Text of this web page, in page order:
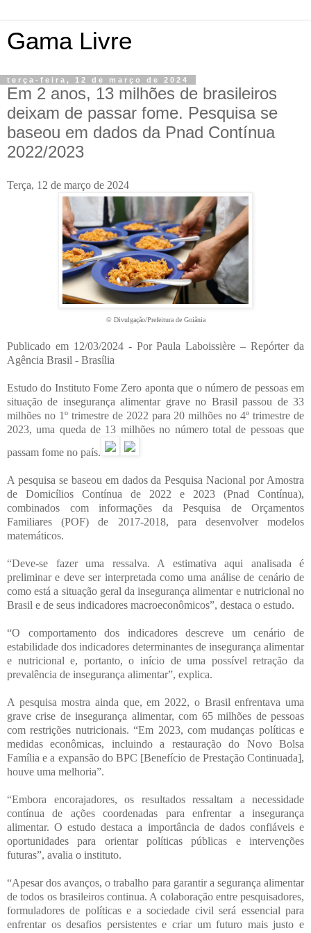
Gama Livre
terça-feira, 12 de março de 2024
Em 2 anos, 13 milhões de brasileiros
deixam de passar fome. Pesquisa se
baseou em dados da Pnad Contínua
2022/2023
Terça, 12 de março de 2024
© Divulgação/Prefeitura de Goiânia
Publicado em 12/03/2024 - Por Paula Laboissière – Repórter da
Agência Brasil - Brasília
Estudo do Instituto Fome Zero aponta que o número de pessoas em
situação de insegurança alimentar grave no Brasil passou de 33
milhões no 1º trimestre de 2022 para 20 milhões no 4º trimestre de
2023, uma queda de 13 milhões no número total de pessoas que
passam fome no país.
A pesquisa se baseou em dados da Pesquisa Nacional por Amostra
de Domicílios Contínua de 2022 e 2023 (Pnad Contínua),
combinados com informações da Pesquisa de Orçamentos
Familiares (POF) de 2017-2018, para desenvolver modelos
matemáticos.
“Deve-se fazer uma ressalva. A estimativa aqui analisada é
preliminar e deve ser interpretada como uma análise de cenário de
como está a situação geral da insegurança alimentar e nutricional no
Brasil e de seus indicadores macroeconômicos”, destaca o estudo.
“O comportamento dos indicadores descreve um cenário de
estabilidade dos indicadores determinantes de insegurança alimentar
e nutricional e, portanto, o início de uma possível retração da
prevalência de insegurança alimentar”, explica.
A pesquisa mostra ainda que, em 2022, o Brasil enfrentava uma
grave crise de insegurança alimentar, com 65 milhões de pessoas
com restrições nutricionais. “Em 2023, com mudanças políticas e
medidas econômicas, incluindo a restauração do Novo Bolsa
Família e a expansão do BPC [Benefício de Prestação Continuada],
houve uma melhoria”.
“Embora encorajadores, os resultados ressaltam a necessidade
contínua de ações coordenadas para enfrentar a insegurança
alimentar. O estudo destaca a importância de dados confiáveis e
oportunidades para orientar políticas públicas e intervenções
futuras”, avalia o instituto.
“Apesar dos avanços, o trabalho para garantir a segurança alimentar
de todos os brasileiros continua. A colaboração entre pesquisadores,
formuladores de políticas e a sociedade civil será essencial para
enfrentar os desafios persistentes e criar um futuro mais justo e